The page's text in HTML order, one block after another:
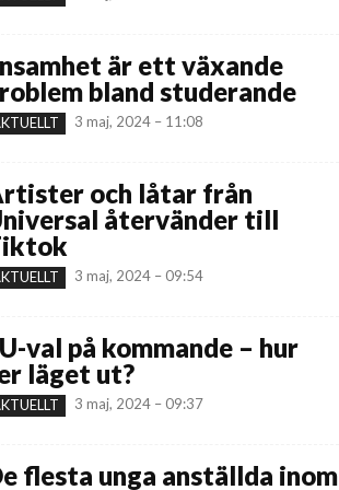
är ett växande
bland studerande
3 maj, 2024 – 11:08
och låtar från
återvänder till
3 maj, 2024 – 09:54
val på kommande – hur
läget ut?
3 maj, 2024 – 09:37
flesta unga anställda inom